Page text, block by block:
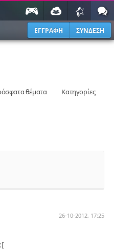
ΕΓΓΡΑΦΗ ΣΥΝΔΕΣΗ
θέματα
Κατηγορίες
26-10-2012, 17:25